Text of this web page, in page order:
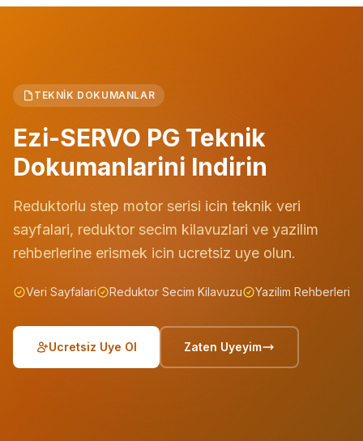
TEKNIK DOKUMANLAR
Ezi-SERVO PG Teknik
Dokumanlarini Indirin
Reduktorlu step motor serisi icin teknik veri
sayfalari, reduktor secim kilavuzlari ve yazilim
rehberlerine erismek icin ucretsiz uye olun.
Veri Sayfalari Reduktor Secim Kilavuzu Yazilim Rehberleri
Ucretsiz Uye Ol Zaten Uyeyim